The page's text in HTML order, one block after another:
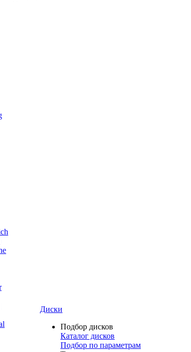
Диски
Подбор дисков
Каталог дисков
Подбор по параметрам